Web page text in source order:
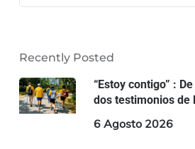
Recently Posted
“Estoy contigo” :
dos testimonios de
6 Agosto 2026